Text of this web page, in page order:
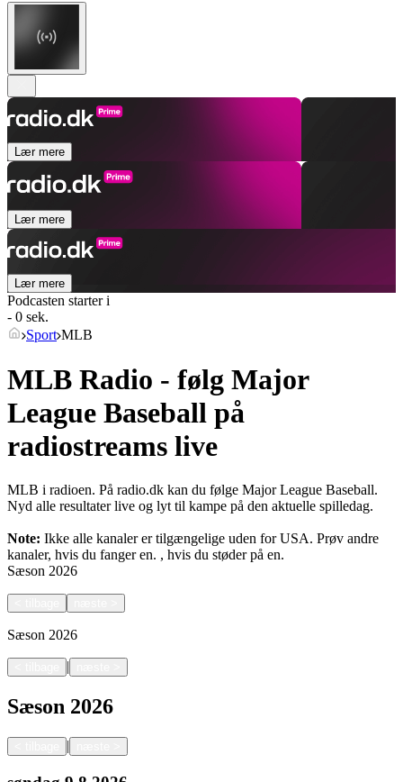
Lær mere
Lær mere
Lær mere
Podcasten starter i
- 0 sek.
Sport MLB
MLB Radio - følg Major
League Baseball på
radiostreams live
MLB i radioen. På radio.dk kan du følge Major League Baseball.
Nyd alle resultater live og lyt til kampe på den aktuelle spilledag.
Note: Ikke alle kanaler er tilgængelige uden for USA. Prøv andre
kanaler, hvis du fanger en. , hvis du støder på en.
Sæson 2026
Sæson 2026
|
Sæson 2026
|